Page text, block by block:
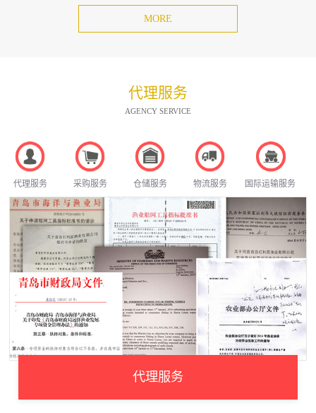
MORE
代理服务
AGENCY SERVICE
代理服务 采购服务 仓储服务 物流服务 国际运输服务
代理服务